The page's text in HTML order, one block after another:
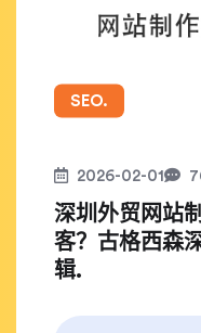
SEO.
2026-02-01
深圳外贸网站
客？古格西森
辑.